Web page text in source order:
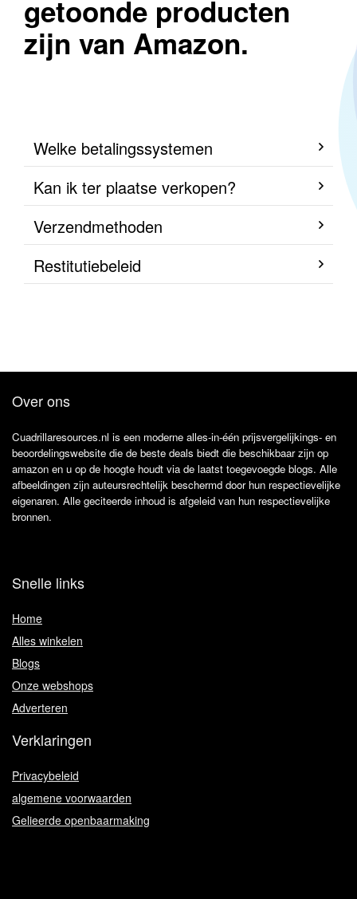
getoonde producten
zijn van Amazon.
Welke betalingssystemen
Kan ik ter plaatse verkopen?
Verzendmethoden
Restitutiebeleid
Over ons
Cuadrillaresources.nl is een moderne alles-in-één prijsvergelijkings- en
beoordelingswebsite die de beste deals biedt die beschikbaar zijn op
amazon en u op de hoogte houdt via de laatst toegevoegde blogs. Alle
afbeeldingen zijn auteursrechtelijk beschermd door hun respectievelijke
eigenaren. Alle geciteerde inhoud is afgeleid van hun respectievelijke
bronnen.
Snelle links
Home
Alles winkelen
Blogs
Onze webshops
Adverteren
Verklaringen
Privacybeleid
algemene voorwaarden
Gelieerde openbaarmaking